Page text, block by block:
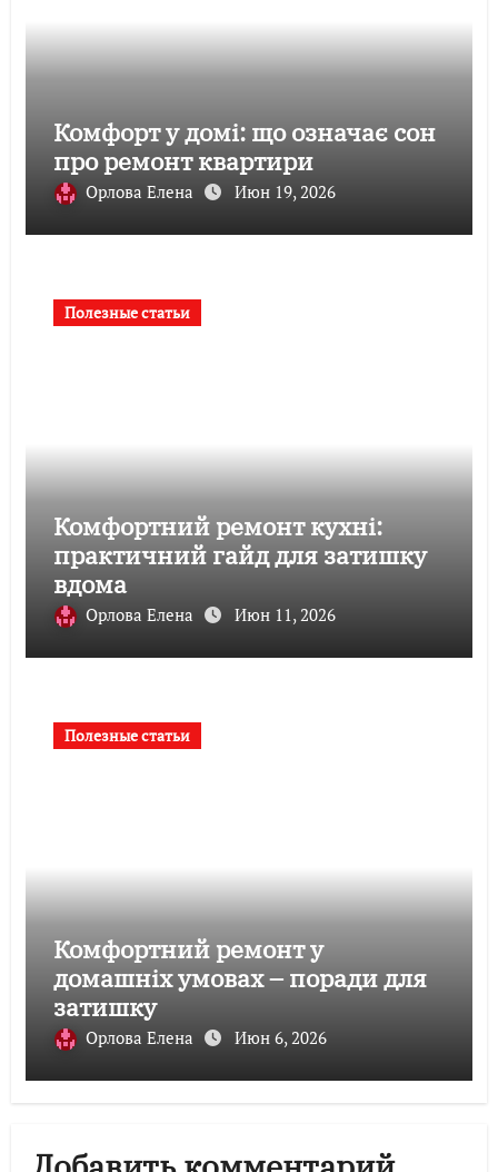
Комфорт у домі: що означає сон
про ремонт квартири
Орлова Елена Июн 19, 2026
Полезные статьи
Комфортний ремонт кухні:
практичний гайд для затишку
вдома
Орлова Елена Июн 11, 2026
Полезные статьи
Комфортний ремонт у
домашніх умовах – поради для
затишку
Орлова Елена Июн 6, 2026